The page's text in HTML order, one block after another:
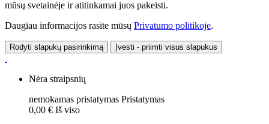
mūsų svetainėje ir atitinkamai juos pakeisti.
Daugiau informacijos rasite mūsų Privatumo politikoje.
Rodyti slapukų pasirinkimą Įvesti - priimti visus slapukus
Nėra straipsnių
nemokamas pristatymas Pristatymas
0,00 € Iš viso